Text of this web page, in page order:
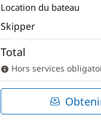
Location du bateau
Skipper
Total
Hors services